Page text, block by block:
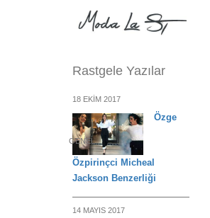
Rastgele Yazılar
18 EKIM 2017
GENEL
Özge
Özpirinçci Micheal
Jackson Benzerliği
14 MAYIS 2017